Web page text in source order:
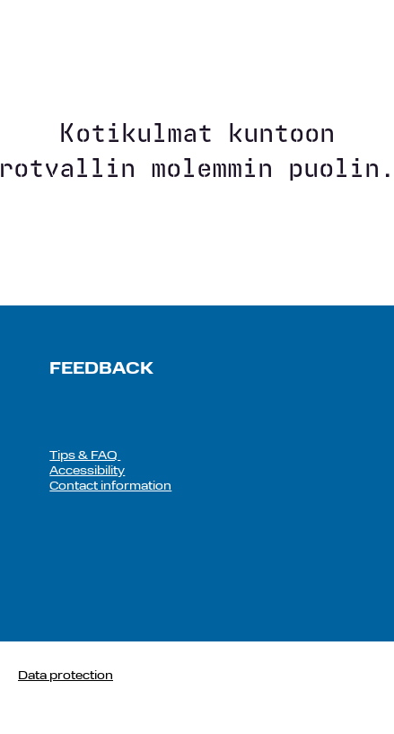
Kotikulmat kuntoon
rotvallin molemmin puolin.
FEEDBACK
Tips & FAQ
Accessibility
Contact information
Data protection